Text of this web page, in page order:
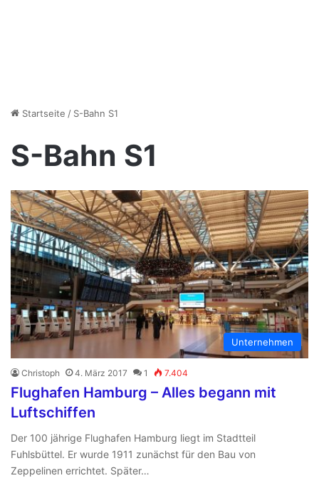
Startseite / S-Bahn S1
S-Bahn S1
Unternehmen
Christoph 4. März 2017 1 7.404
Flughafen Hamburg – Alles begann mit
Luftschiffen
Der 100 jährige Flughafen Hamburg liegt im Stadtteil
Fuhlsbüttel. Er wurde 1911 zunächst für den Bau von
Zeppelinen errichtet. Später…